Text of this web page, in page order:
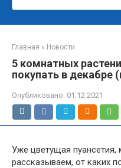
Главная » Новости
5 комнатных
покупать в декабре
Опубликовано: 01.12.2021
Уже цветущая пуансетия,
рассказываем, от каких